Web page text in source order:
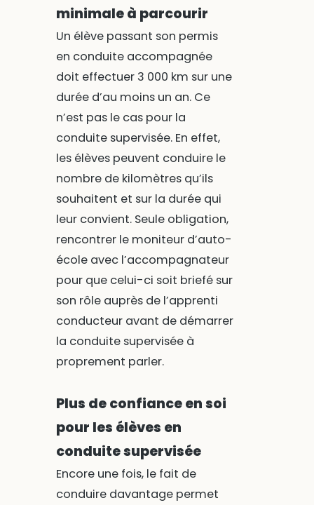
minimale à parcourir
Un élève passant son permis
en conduite accompagnée
doit effectuer 3 000 km sur une
durée d’au moins un an. Ce
n’est pas le cas pour la
conduite supervisée. En effet,
les élèves peuvent conduire le
nombre de kilomètres qu’ils
souhaitent et sur la durée qui
leur convient. Seule obligation,
rencontrer le moniteur d’auto-
école avec l’accompagnateur
pour que celui-ci soit briefé sur
son rôle auprès de l’apprenti
conducteur avant de démarrer
la conduite supervisée à
proprement parler.
Plus de confiance en soi
pour les élèves en
conduite supervisée
Encore une fois, le fait de
conduire davantage permet